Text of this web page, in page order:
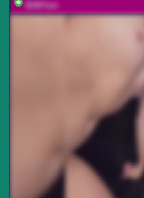
BABYam